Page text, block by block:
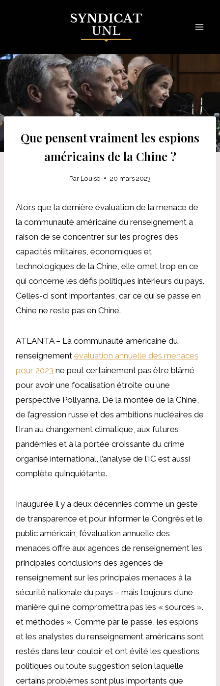
Que pensent vraiment les espions
américains de la Chine ?
Par Louise 20 mars 2023
Alors que la dernière évaluation de la menace de
la communauté américaine du renseignement a
raison de se concentrer sur les progrès des
capacités militaires, économiques et
technologiques de la Chine, elle omet trop en ce
qui concerne les défis politiques intérieurs du pays.
Celles-ci sont importantes, car ce qui se passe en
Chine ne reste pas en Chine.
ATLANTA – La communauté américaine du
renseignement évaluation annuelle des menaces
pour 2023 ne peut certainement pas être blâmé
pour avoir une focalisation étroite ou une
perspective Pollyanna. De la montée de la Chine,
de l’agression russe et des ambitions nucléaires de
l’Iran au changement climatique, aux futures
pandémies et à la portée croissante du crime
organisé international, l’analyse de l’IC est aussi
complète qu’inquiétante.
Inaugurée il y a deux décennies comme un geste
de transparence et pour informer le Congrès et le
public américain, l’évaluation annuelle des
menaces offre aux agences de renseignement les
principales conclusions des agences de
renseignement sur les principales menaces à la
sécurité nationale du pays – mais toujours d’une
manière qui ne compromettra pas les « sources ».
et méthodes ». Comme par le passé, les espions
et les analystes du renseignement américains sont
restés dans leur couloir et ont évité les questions
politiques ou toute suggestion selon laquelle
certains problèmes sont plus importants que